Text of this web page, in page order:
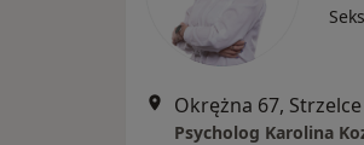
Okrężna 67,
Psycholog Karolina